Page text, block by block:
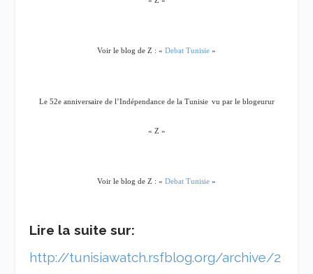
Voir le blog de Z : « Debat Tunisie »
Le 52e anniversaire de l’Indépendance de la Tunisie vu par le blogeurur
« Z »
Voir le blog de Z : « Debat Tunisie »
Lire la suite sur:
http://tunisiawatch.rsfblog.org/archive/2